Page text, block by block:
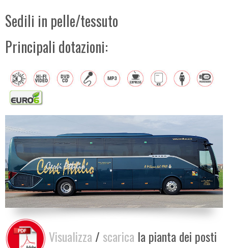
Sedili in pelle/tessuto
Principali dotazioni:
Visualizza/ scarica la pianta dei posti